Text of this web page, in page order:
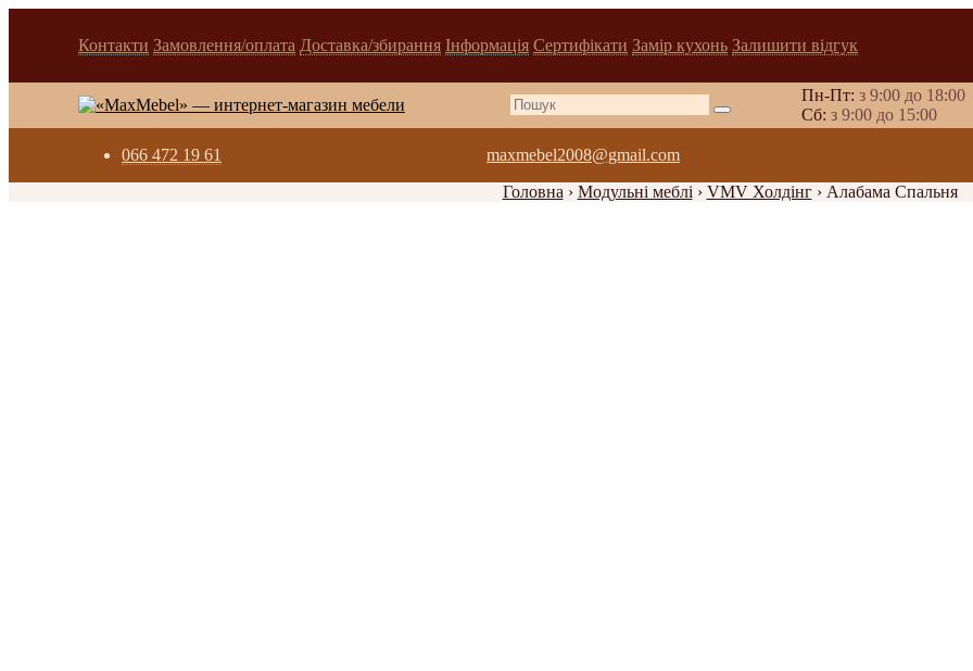
Контакти Замовлення/оплата Доставка/збирання Інформація Сертифікати Замір кухонь Залишити відгук
Пн-Пт: з 9:00 до 18:00
Cб: з 9:00 до 15:00
066 472 19 61 maxmebel2008@gmail.com
Головна › Модульні меблі › VMV Холдінг› Алабама Спальня